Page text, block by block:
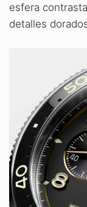
esfera
detalles